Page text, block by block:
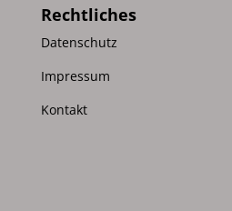
Rechtliches
Datenschutz
Impressum
Kontakt